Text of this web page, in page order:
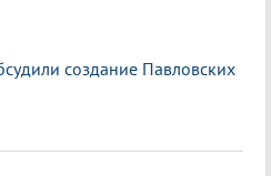
создание Павловских